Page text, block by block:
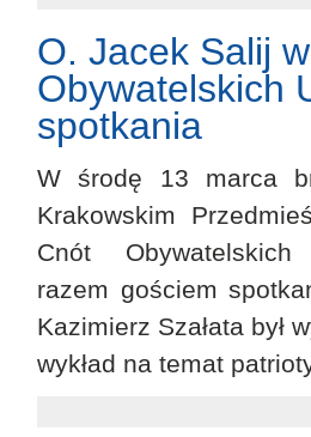
O. Jacek Salij
Obywatelskich
spotkania
W środę 13 marca
Krakowskim
Cnót
razem gościem
Kazimierz Szałata był
wykład na temat